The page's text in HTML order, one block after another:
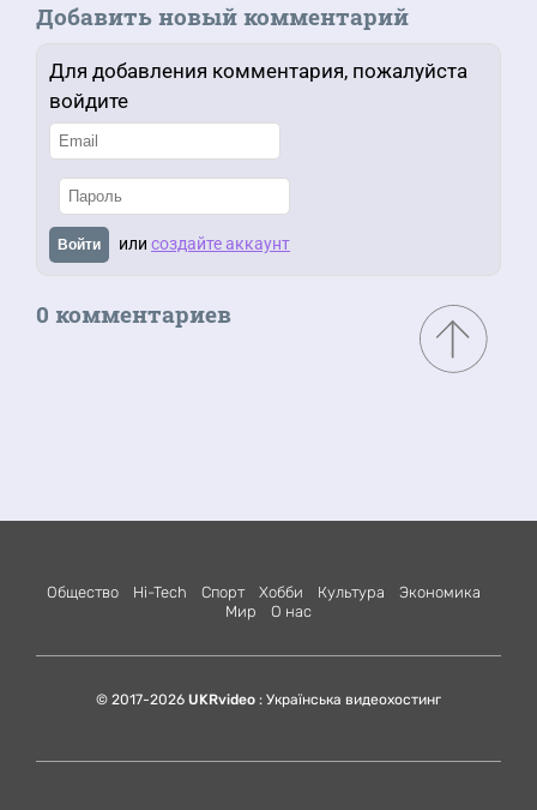
Добавить новый комментарий
Для добавления комментария, пожалуйста
войдите
Войти или создайте аккаунт
0 комментариев
Общество Hi-Tech Спорт Хобби Культура
Экономика
Мир
О нас
© 2017-2026 UKRvideo : Українська видеохостинг